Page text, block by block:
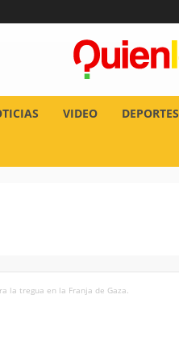
VIDEO DEPORTES
la tregua en la Franja de Gaza.